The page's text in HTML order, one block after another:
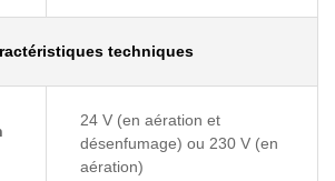
techniques
24 V (en aération et
désenfumage) ou 230 V (en
aération)